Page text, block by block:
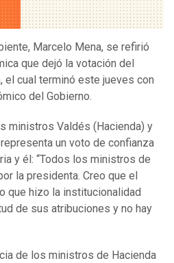
Marcelo Mena, se refirió
que dejó la votación del
el cual terminó este jueves con
del Gobierno.
ministros Valdés (Hacienda) y
un voto de confianza
y él: “Todos los ministros de
la presidenta. Creo que el
que hizo la institucionalidad
de sus atribuciones y no hay
de los ministros de Hacienda